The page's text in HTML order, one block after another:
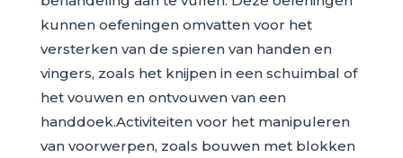
kunnen oefeningen omvatten voor het
versterken van de spieren van handen en
vingers, zoals het knijpen in een schuimbal of
het vouwen en ontvouwen van een
handdoek.Activiteiten voor het manipuleren
van voorwerpen, zoals bouwen met blokken